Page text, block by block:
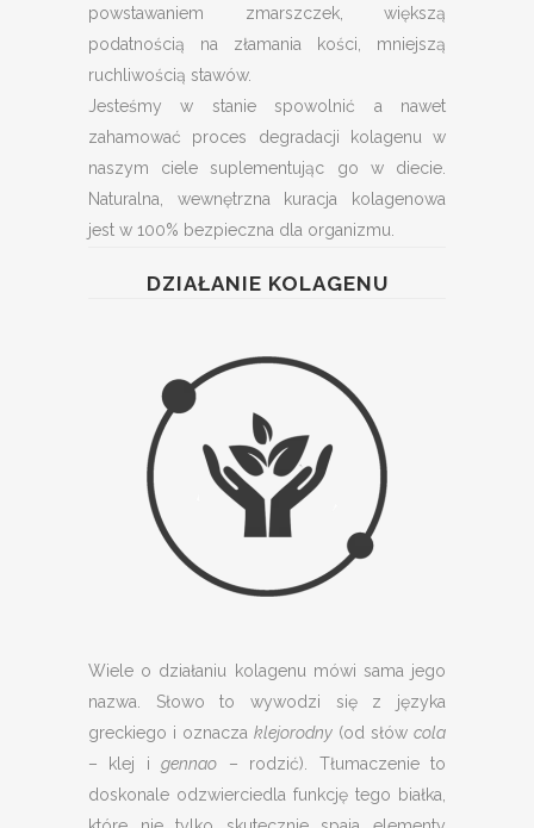
powstawaniem zmarszczek, większą
podatnością na złamania kości, mniejszą
ruchliwością stawów.
Jesteśmy w stanie spowolnić a nawet
zahamować proces degradacji kolagenu w
naszym ciele suplementując go w diecie.
Naturalna, wewnętrzna kuracja kolagenowa
jest w 100% bezpieczna dla organizmu.
DZIAŁANIE KOLAGENU
Wiele o działaniu kolagenu mówi sama jego
nazwa. Słowo to wywodzi się z języka
greckiego i oznacza klejorodny (od słów cola
– klej igennao – rodzić). Tłumaczenie to
doskonale odzwierciedla funkcję tego białka,